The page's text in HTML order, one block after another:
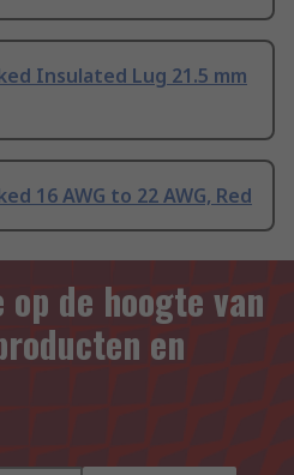
Insulated Lug 21.5 mm
16 AWG to 22 AWG, Red
de hoogte van
en